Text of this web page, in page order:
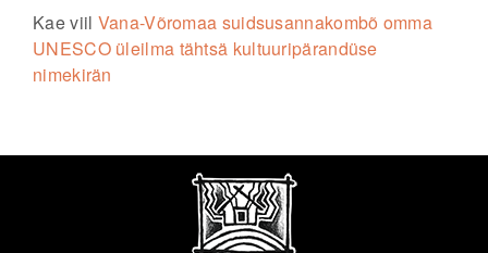
Kae viil Vana-Võromaa suidsusannakombõ omma
UNESCO üleilma tähtsä kultuuripärandüse
nimekirän